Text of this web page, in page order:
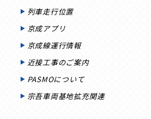
列車走行位置
京成アプリ
京成線運行情報
近接工事のご案内
PASMOについて
宗吾車両基地拡充関連